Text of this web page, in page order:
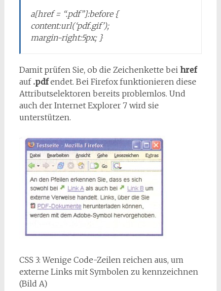
a[href = “.pdf”]:before {
content:url(‘pdf.gif’);
margin-right:5px; }
Damit prüfen Sie, ob die Zeichenkette bei href
auf .pdfendet. Bei Firefox funktionieren diese
Attributselektoren bereits problemlos. Und
auch der Internet Explorer 7 wird sie
unterstützen.
CSS 3: Wenige Code-Zeilen reichen aus, um
externe Links mit Symbolen zu kennzeichnen
(Bild A)